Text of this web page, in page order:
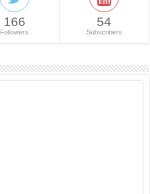
166
Followers
54
Subscribers